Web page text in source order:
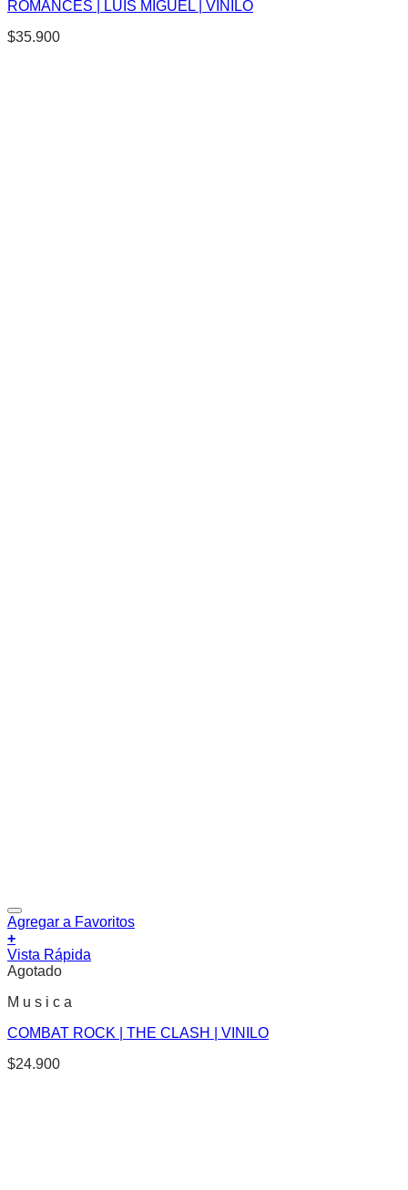
ROMANCES | LUIS MIGUEL | VINILO
$35.900
Agregar a Favoritos
+
Vista Rápida
Agotado
M u s i c a
COMBAT ROCK | THE CLASH | VINILO
$24.900